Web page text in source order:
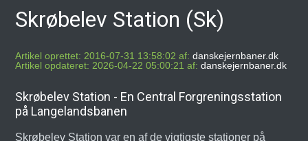
Skrøbelev Station (Sk)
Artikel oprettet: 2016-07-31 13:58:02 af: danskejernbaner.dk
Artikel opdateret: 2026-04-22 05:00:21 af: danskejernbaner.dk
Skrøbelev Station - En Central Forgreningsstation
på Langelandsbanen
Skrøbelev Station var en af de vigtigste stationer på